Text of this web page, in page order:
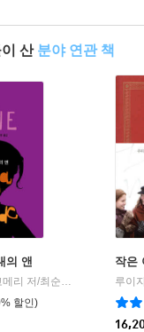
문판은 북미(미국,
제를 다룬 일부 장
에서도 볼 수 없는 특별
제4권의 번역에는,
윈디윌로즈의 앤》
의 이름을 뜻으로
서는 ‘W’로 시작하는
‘위’로 시작하는 소리
산 분야 연관 책
의 앤
루시 모드 몽고메리 저/최순영 역
동서문화
할인)
작은